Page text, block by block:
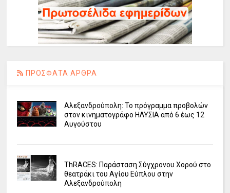
ΠΡΟΣΦΑΤΑ ΑΡΘΡΑ
Αλεξανδρούπολη: Το πρόγραμμα προβολών
στον κινηματογράφο ΗΛΥΣΙΑ από 6 έως 12
Αυγούστου
ΤhRACES: Παράσταση Σύγχρονου Χορού στο
θεατράκι του Αγίου Εύπλου στην
Αλεξανδρούπολη